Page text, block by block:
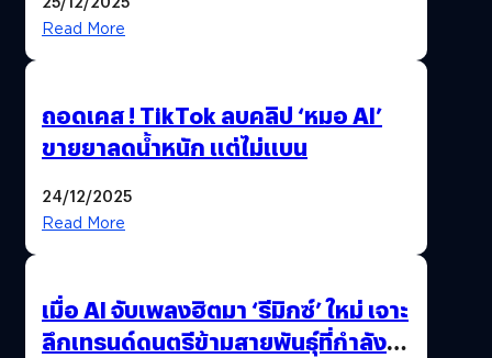
Read More
ถอดเคส ! TikTok ลบคลิป ‘หมอ AI’
ขายยาลดน้ำหนัก แต่ไม่แบน
24/12/2025
Read More
เมื่อ AI จับเพลงฮิตมา ‘รีมิกซ์’ ใหม่ เจาะ
ลึกเทรนด์ดนตรีข้ามสายพันธุ์ที่กำลัง